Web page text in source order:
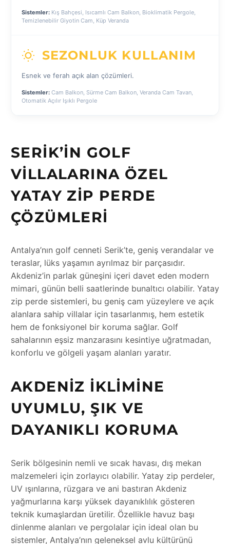
Sistemler: Kış Bahçesi, Isıcamlı Cam Balkon, Bioklimatik Pergole,
Temizlenebilir Giyotin Cam, Küp Veranda
SEZONLUK KULLANIM
Esnek ve ferah açık alan çözümleri.
Sistemler: Cam Balkon, Sürme Cam Balkon, Veranda Cam Tavan,
Otomatik Açılır Işıklı Pergole
SERIK’IN GOLF
VILLALARINA ÖZEL
YATAY ZIP PERDE
ÇÖZÜMLERI
Antalya’nın golf cenneti Serik’te, geniş verandalar ve
teraslar, lüks yaşamın ayrılmaz bir parçasıdır.
Akdeniz’in parlak güneşini içeri davet eden modern
mimari, günün belli saatlerinde bunaltıcı olabilir. Yatay
zip perde sistemleri, bu geniş cam yüzeylere ve açık
alanlara sahip villalar için tasarlanmış, hem estetik
hem de fonksiyonel bir koruma sağlar. Golf
sahalarının eşsiz manzarasını kesintiye uğratmadan,
konforlu ve gölgeli yaşam alanları yaratır.
AKDENIZ İKLIMINE
UYUMLU, ŞIK VE
DAYANIKLI KORUMA
Serik bölgesinin nemli ve sıcak havası, dış mekan
malzemeleri için zorlayıcı olabilir. Yatay zip perdeler,
UV ışınlarına, rüzgara ve ani bastıran Akdeniz
yağmurlarına karşı yüksek dayanıklılık gösteren
teknik kumaşlardan üretilir. Özellikle havuz başı
dinlenme alanları ve pergolalar için ideal olan bu
sistemler, Antalya’nın geleneksel avlu kültürünü